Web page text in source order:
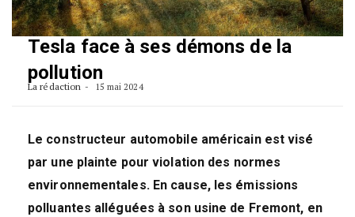
Tesla face à ses démons de la
pollution
La rédaction 15 mai 2024
Le constructeur automobile américain est visé
par une plainte pour violation des normes
environnementales. En cause, les émissions
polluantes alléguées à son usine de Fremont, en